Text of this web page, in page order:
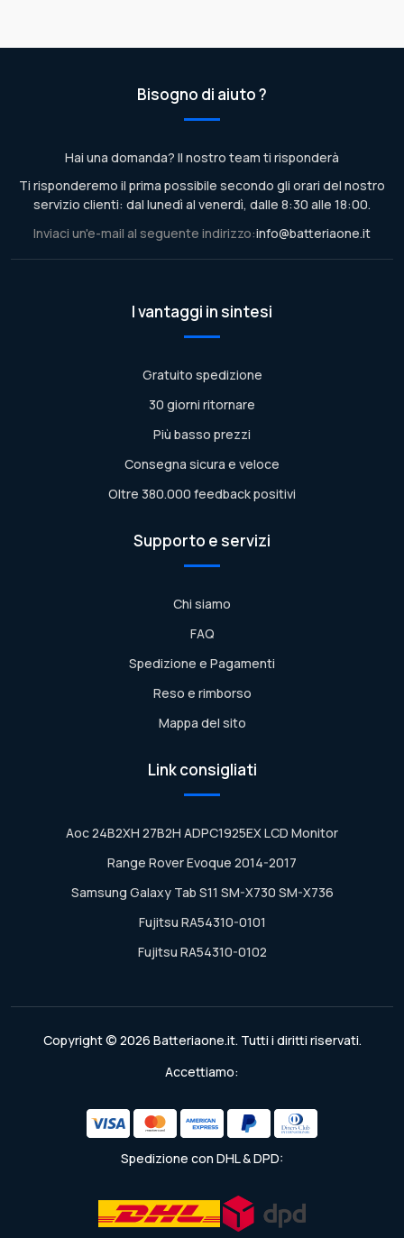
Bisogno di aiuto ?
Hai una domanda? Il nostro team ti risponderà
Ti risponderemo il prima possibile secondo gli orari del nostro
servizio clienti: dal lunedì al venerdì, dalle 8:30 alle 18:00.
Inviaci un'e-mail al seguente indirizzo:info@batteriaone.it
I vantaggi in sintesi
Gratuito spedizione
30 giorni ritornare
Più basso prezzi
Consegna sicura e veloce
Oltre 380.000 feedback positivi
Supporto e servizi
Chi siamo
FAQ
Spedizione e Pagamenti
Reso e rimborso
Mappa del sito
Link consigliati
Aoc 24B2XH 27B2H ADPC1925EX LCD Monitor
Range Rover Evoque 2014-2017
Samsung Galaxy Tab S11 SM-X730 SM-X736
Fujitsu RA54310-0101
Fujitsu RA54310-0102
Copyright © 2026 Batteriaone.it. Tutti i diritti riservati.
Accettiamo:
Spedizione con DHL & DPD: